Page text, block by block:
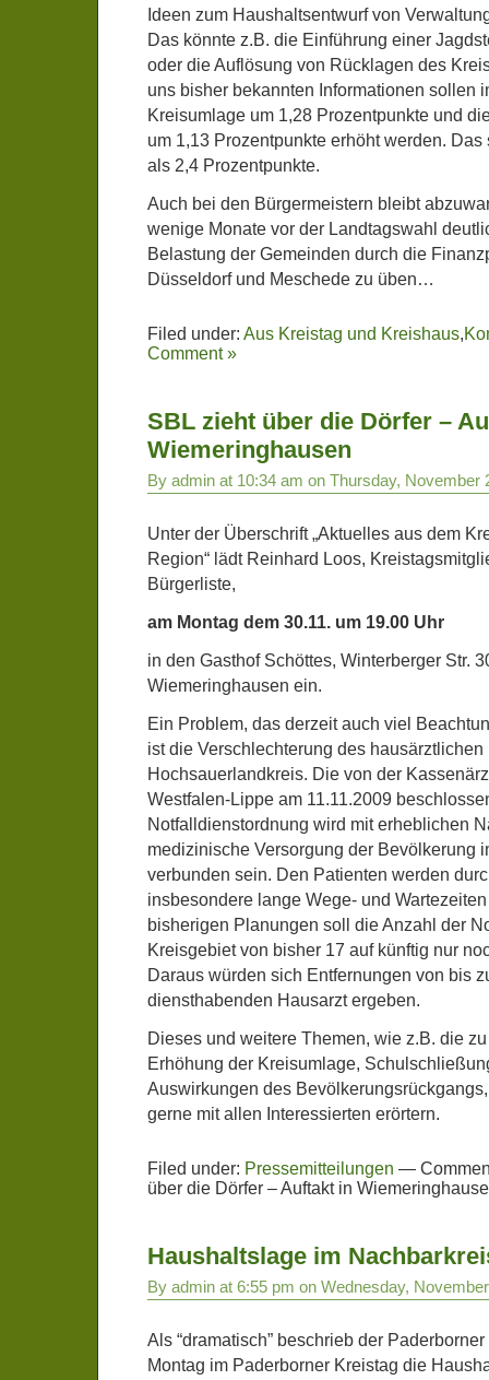
Ideen zum Haushaltsentwurf von
Das könnte z.B. die Einführung einer
oder die Auflösung von Rücklagen des
uns bisher bekannten Informationen sollen
Kreisumlage um 1,28 Prozentpunkte und
um 1,13 Prozentpunkte erhöht werden.
als 2,4 Prozentpunkte.
Auch bei den Bürgermeistern bleibt
wenige Monate vor der Landtagswahl
Belastung der Gemeinden durch die
Düsseldorf und Meschede zu üben…
Filed under: Aus Kreistag und Kreishaus,
Comment »
SBL zieht über die Dörfer –
Wiemeringhausen
By admin at 10:34 am on Thursday, November
Unter der Überschrift „Aktuelles aus dem
Region“ lädt Reinhard Loos,
Bürgerliste,
am Montag dem 30.11. um 19.00 Uhr
in den Gasthof Schöttes, Winterberger Str.
Wiemeringhausen ein.
Ein Problem, das derzeit auch viel
ist die Verschlechterung des
Hochsauerlandkreis. Die von der
Westfalen-Lippe am 11.11.2009
Notfalldienstordnung wird mit erheblichen
medizinische Versorgung der Bevölkerung
verbunden sein. Den Patienten werden
insbesondere lange Wege- und
bisherigen Planungen soll die Anzahl der
Kreisgebiet von bisher 17 auf künftig nur
Daraus würden sich Entfernungen von bis
diensthabenden Hausarzt ergeben.
Dieses und weitere Themen, wie z.B. die
Erhöhung der Kreisumlage,
Auswirkungen des
gerne mit allen Interessierten erörtern.
Filed under: Pressemitteilungen —
über die Dörfer – Auftakt in
Haushaltslage im
By admin at 6:55 pm on Wednesday,
Als “dramatisch” beschrieb der
Montag im Paderborner Kreistag die